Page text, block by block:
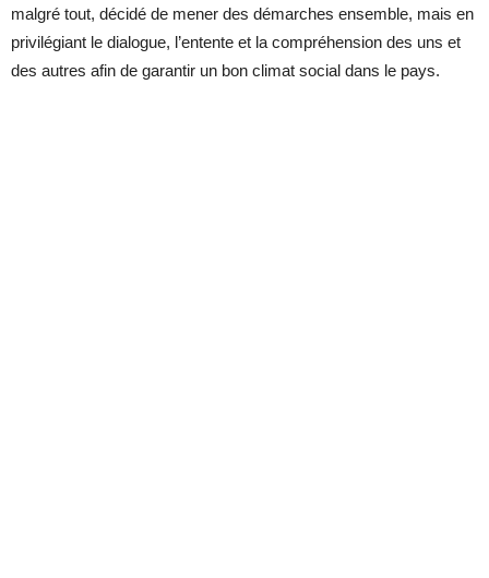
malgré tout, décidé de mener des démarches ensemble, mais en
privilégiant le dialogue, l’entente et la compréhension des uns et
des autres afin de garantir un bon climat social dans le pays.